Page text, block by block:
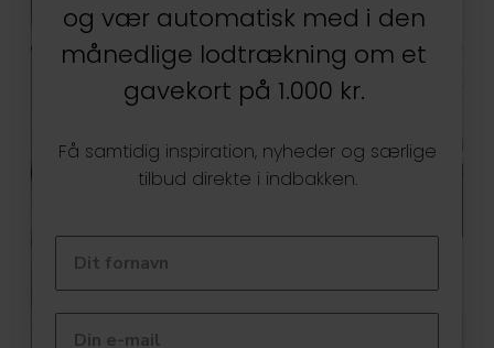
og vær automatisk med i den
månedlige lodtrækning om et
gavekort på 1.000 kr.
Få samtidig inspiration, nyheder og særlige
tilbud direkte i indbakken.